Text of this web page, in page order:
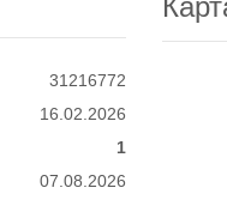
31216772
16.02.2026
1
07.08.2026